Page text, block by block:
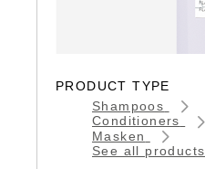
PRODUCT TYPE
Shampoos
Conditioners
Masken
See all products